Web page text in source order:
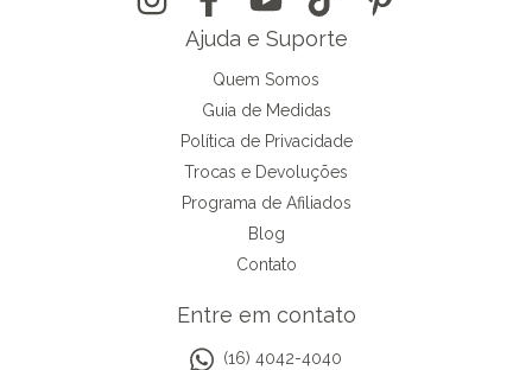
Ajuda e Suporte
Quem Somos
Guia de Medidas
Política de Privacidade
Trocas e Devoluções
Programa de Afiliados
Blog
Contato
Entre em contato
(16) 4042-4040